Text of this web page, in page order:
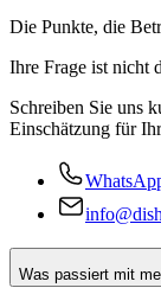
Die Punkte, die
Ihre Frage ist nicht
Schreiben Sie uns
Einschätzung für
Was passiert mit